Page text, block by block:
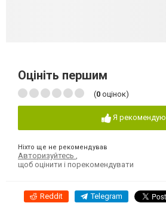
Оцініть першим
(0 оцінок)
Я рекомендую
Ніхто ще не рекомендував
Авторизуйтесь
щоб оцінити і порекомендувати
Reddit Telegram